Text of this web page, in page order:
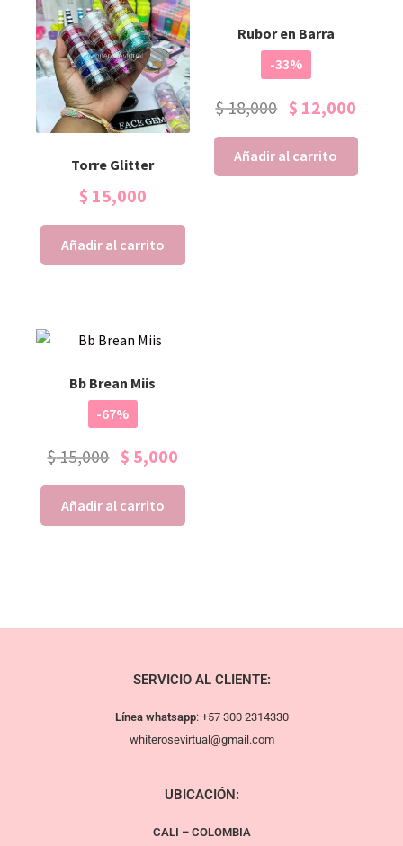
Torre Glitter
$ 15,000
Añadir al carrito
Rubor en Barra
-33%
$18,000 $ 12,000
Añadir al carrito
Bb Brean Miis
-67%
$15,000 $ 5,000
Añadir al carrito
SERVICIO AL CLIENTE:
Línea whatsapp: +57 300 2314330
whiterosevirtual@gmail.com
UBICACIÓN:
CALI – COLOMBIA